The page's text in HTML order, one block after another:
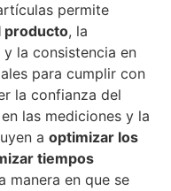
permite
producto, la
la consistencia en
para cumplir con
la confianza del
las mediciones y la
a optimizar los
tiempos
manera en que se